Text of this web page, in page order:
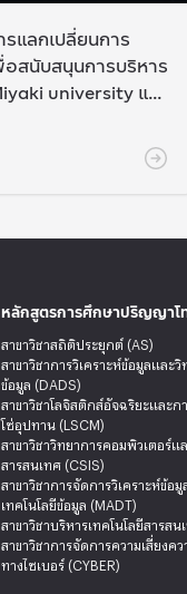
แลกเปลี่ยนการ
สนับสนุนการบริหาร
university และ
หลักสูตรการศึกษาปริญญาโ
สาขาวิชาสถิติประยุกต์ (AS)
สาขาวิชาการวิเคราะห์ข้อมูลและวิ
ข้อมูล (DADS)
สาขาวิชาโลจิสติกส์อัจฉริยะและก
โซ่อุปทาน (LSCM)
สาขาวิชาวิทยาการคอมพิวเตอร์แ
สารสนเทศ (CSIS)
สาขาวิชาการจัดการวิเคราะห์ข้อมู
เทคโนโลยีข้อมูล (MADT)
สาขาวิชาบริหารเทคโนโลยีสารสน
สาขาวิชาการจัดการความเสี่ยงค
ทางไซเบอร์ (CYBER)